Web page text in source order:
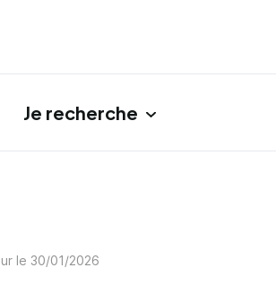
Je recherche
le 30/01/2026